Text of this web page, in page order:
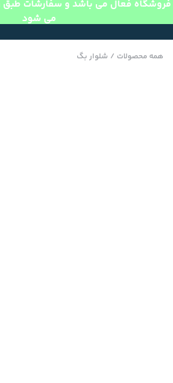
فروشگاه فعال می باشد و سفارشات طبق
می شود
همه محصولات / شلوار بگ